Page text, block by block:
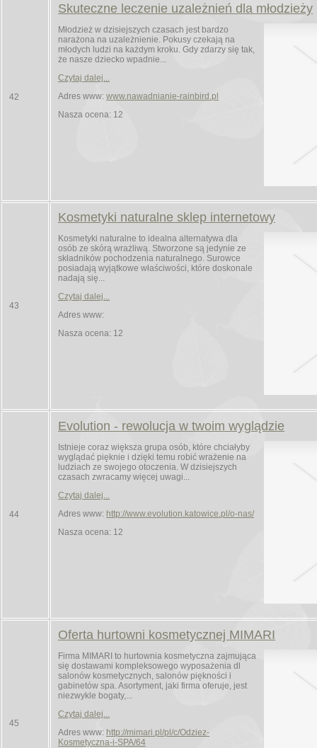
42
Skuteczne leczenie uzależnień dla młodzieży
Młodzież w dzisiejszych czasach jest bardzo
narażona na uzależnienie. Pokusy czekają na
młodych ludzi na każdym kroku. Gdy zdarzy się tak,
że nasze dziecko wpadnie...
Czytaj dalej...
Adres www: www.nawadnianie-rainbird.pl
Nasza ocena: 12
43
Kosmetyki naturalne sklep internetowy
Kosmetyki naturalne to idealna alternatywa dla
osób ze skórą wrażliwą. Stworzone są jedynie ze
składników pochodzenia naturalnego. Surowce
posiadają wyjątkowe właściwości, które doskonale
nadają się...
Czytaj dalej...
Adres www:
Nasza ocena: 12
44
Evolution - rewolucja w twoim wyglądzie
Istnieje coraz większa grupa osób, które chciałyby
wyglądać pięknie i dzięki temu robić wrażenie na
ludziach ze swojego otoczenia. W dzisiejszych
czasach zwracamy więcej uwagi...
Czytaj dalej...
Adres www: http://www.evolution.katowice.pl/o-nas/
Nasza ocena: 12
45
Oferta hurtowni kosmetycznej MIMARI
Firma MIMARI to hurtownia kosmetyczna zajmująca
się dostawami kompleksowego wyposażenia dl
salonów kosmetycznych, salonów piękności i
gabinetów spa. Asortyment, jaki firma oferuje, jest
niezwykle bogaty,...
Czytaj dalej...
Adres www: http://mimari.pl/pl/c/Odziez-
Kosmetyczna-i-SPA/64